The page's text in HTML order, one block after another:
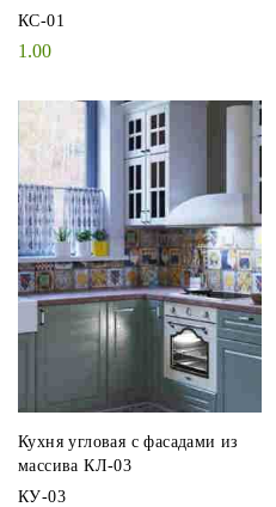
КС-01
1.00
Кухня угловая с фасадами из
массива КЛ-03
КУ-03